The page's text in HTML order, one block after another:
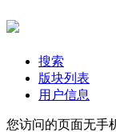
搜索
版块列表
用户信息
您访问的页面无手